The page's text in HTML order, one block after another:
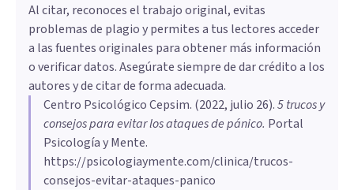
Al citar, reconoces el trabajo original, evitas
problemas de plagio y permites a tus lectores acceder
a las fuentes originales para obtener más información
o verificar datos. Asegúrate siempre de dar crédito a los
autores y de citar de forma adecuada.
Centro Psicológico Cepsim. (2022, julio 26).5 trucos y
consejos para evitar los ataques de pánico. Portal
Psicología y Mente.
https://psicologiaymente.com/clinica/trucos-
consejos-evitar-ataques-panico